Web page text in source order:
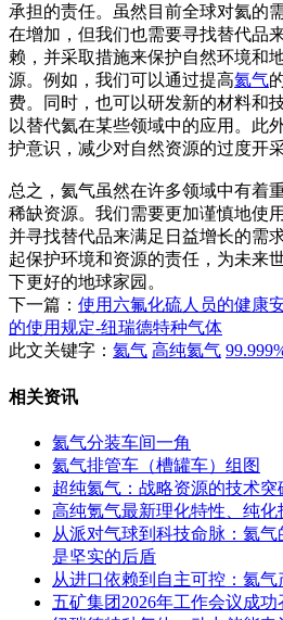
承担的责任。虽然目前全球对氦的
在增加，但我们也需要寻找替代品
赖，并采取措施来保护自然环境和
源。例如，我们可以通过提高氦气
费。同时，也可以研发新的材料和
以替代氦在某些领域中的应用。此
护意识，减少对自然资源的过度开
总之，氦气虽然在许多领域中有着
稀缺资源。我们需要更加谨慎地使用
并寻找替代品来满足日益增长的需
起保护环境和资源的责任，为未来
下更好的地球家园。
下一篇： 使用六氟化硫人员的健康
的使用规定-纽瑞德特种气体
此文关键字： 氦气 高纯氦气
相关资讯
氦气分装车间一角
氦气排管车（槽罐车）组图
超纯氦气：战略资源的技术突
高纯氪气最新理化特性、纯
从派对气球到科技命脉：氦
是坚实的后盾
从进口依赖到自主可控：氦
五矿集团2026年工作会议成功